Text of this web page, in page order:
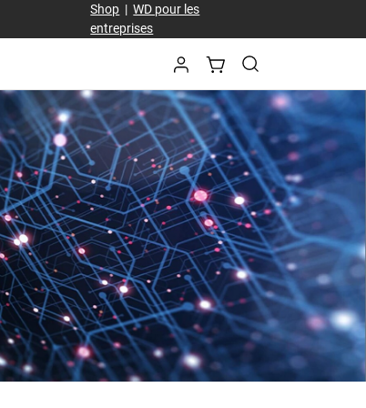
Shop |WD pour les
entreprises